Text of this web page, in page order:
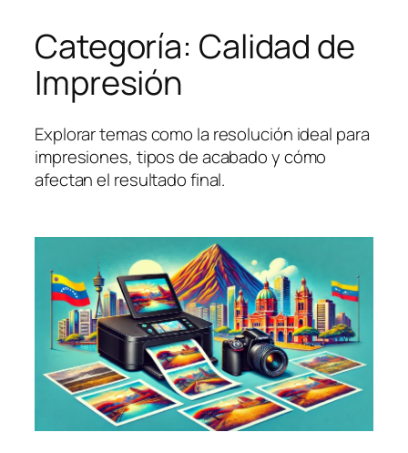
Categoría: Calidad de
Impresión
Explorar temas como la resolución ideal para
impresiones, tipos de acabado y cómo
afectan el resultado final.